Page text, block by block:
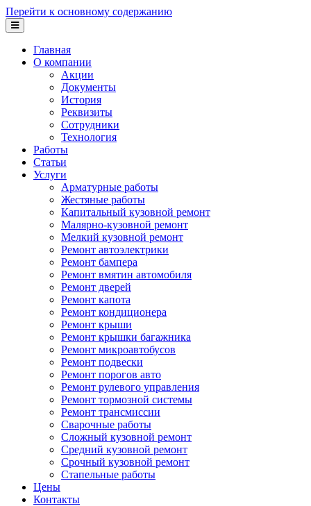
Перейти к основному содержанию
Главная
О компании
Акции
Документы
История
Реквизиты
Сотрудники
Технология
Работы
Статьи
Услуги
Арматурные работы
Жестяные работы
Капитальный кузовной ремонт
Малярно-кузовной ремонт
Мелкий кузовной ремонт
Ремонт автоэлектрики
Ремонт бампера
Ремонт вмятин автомобиля
Ремонт дверей
Ремонт капота
Ремонт кондиционера
Ремонт крыши
Ремонт крышки багажника
Ремонт микроавтобусов
Ремонт подвески
Ремонт порогов авто
Ремонт рулевого управления
Ремонт тормозной системы
Ремонт трансмиссии
Сварочные работы
Сложный кузовной ремонт
Средний кузовной ремонт
Срочный кузовной ремонт
Стапельные работы
Цены
Контакты